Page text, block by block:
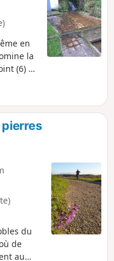
en
la
(6) et
des
du
de
au